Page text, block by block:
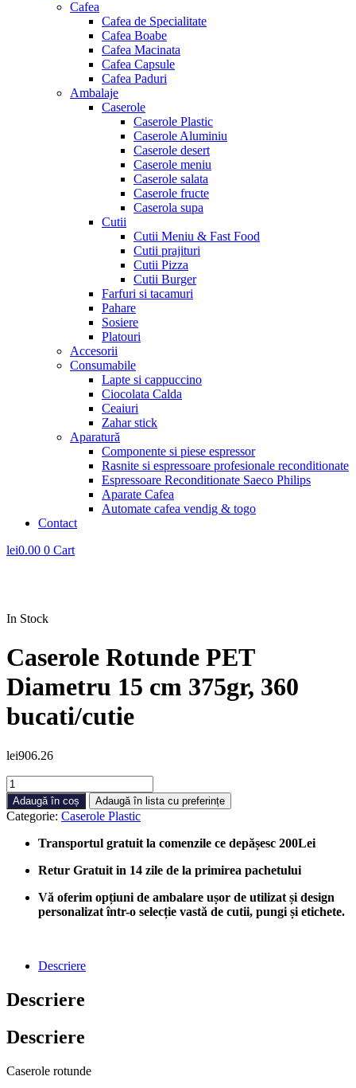
Cafea
Cafea de Specialitate
Cafea Boabe
Cafea Macinata
Cafea Capsule
Cafea Paduri
Ambalaje
Caserole
Caserole Plastic
Caserole Aluminiu
Caserole desert
Caserole meniu
Caserole salata
Caserole fructe
Caserola supa
Cutii
Cutii Meniu & Fast Food
Cutii prajituri
Cutii Pizza
Cutii Burger
Farfuri si tacamuri
Pahare
Sosiere
Platouri
Accesorii
Consumabile
Lapte si cappuccino
Ciocolata Calda
Ceaiuri
Zahar stick
Aparatură
Componente si piese espressor
Rasnite si espressoare profesionale reconditionate
Espressoare Reconditionate Saeco Philips
Aparate Cafea
Automate cafea vendig & togo
Contact
lei0.00 0 Cart
In Stock
Caserole Rotunde PET
Diametru 15 cm 375gr, 360
bucati/cutie
lei906.26
Cantitate
Caserole
Rotunde
PET
Diametru
bucati/cutie
Adaugă în coș Adaugă în lista cu preferințe
Categorie: Caserole Plastic
Transportul gratuit la comenzile ce depășesc 200Lei
Retur Gratuit in 14 zile de la primirea pachetului
Vă oferim opțiuni de ambalare ușor de utilizat și design
personalizat într-o selecție vastă de cutii, pungi și etichete.
Descriere
Descriere
Descriere
Caserole rotunde